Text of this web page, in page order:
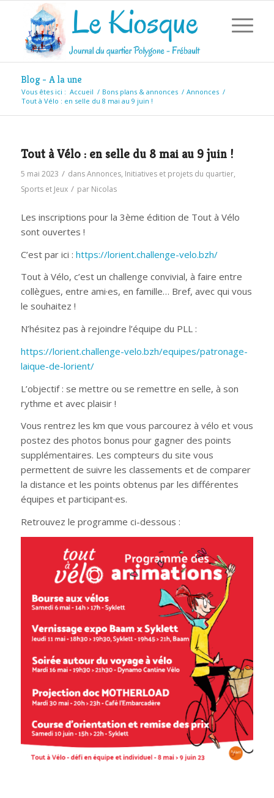
Blog - A la une
Vous êtes ici : Accueil / Bons plans & annonces / Annonces /
Tout à Vélo : en selle du 8 mai au 9 juin !
Tout à Vélo : en selle du 8 mai au 9 juin !
5 mai 2023 / dansAnnonces, Initiatives et projets du quartier,
Sports et Jeux / par Nicolas
Les inscriptions pour la 3ème édition de Tout à Vélo
sont ouvertes !
C’est par ici : https://lorient.challenge-velo.bzh/
Tout à Vélo, c’est un challenge convivial, à faire entre
collègues, entre ami·es, en famille… Bref, avec qui vous
le souhaitez !
N’hésitez pas à rejoindre l’équipe du PLL :
https://lorient.challenge-velo.bzh/equipes/patronage-
laique-de-lorient/
L’objectif : se mettre ou se remettre en selle, à son
rythme et avec plaisir !
Vous rentrez les km que vous parcourez à vélo et vous
postez des photos bonus pour gagner des points
supplémentaires. Les compteurs du site vous
permettent de suivre les classements et de comparer
la distance et les points obtenus par les différentes
équipes et participant·es.
Retrouvez le programme ci-dessous :